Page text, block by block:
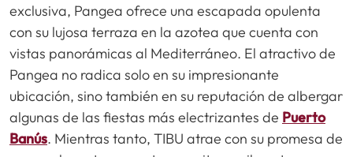
exclusiva, Pangea ofrece una escapada opulenta
con su lujosa terraza en la azotea que cuenta con
vistas panorámicas al Mediterráneo. El atractivo de
Pangea no radica solo en su impresionante
ubicación, sino también en su reputación de albergar
algunas de las fiestas más electrizantes de Puerto
Banús. Mientras tanto, TIBU atrae con su promesa de